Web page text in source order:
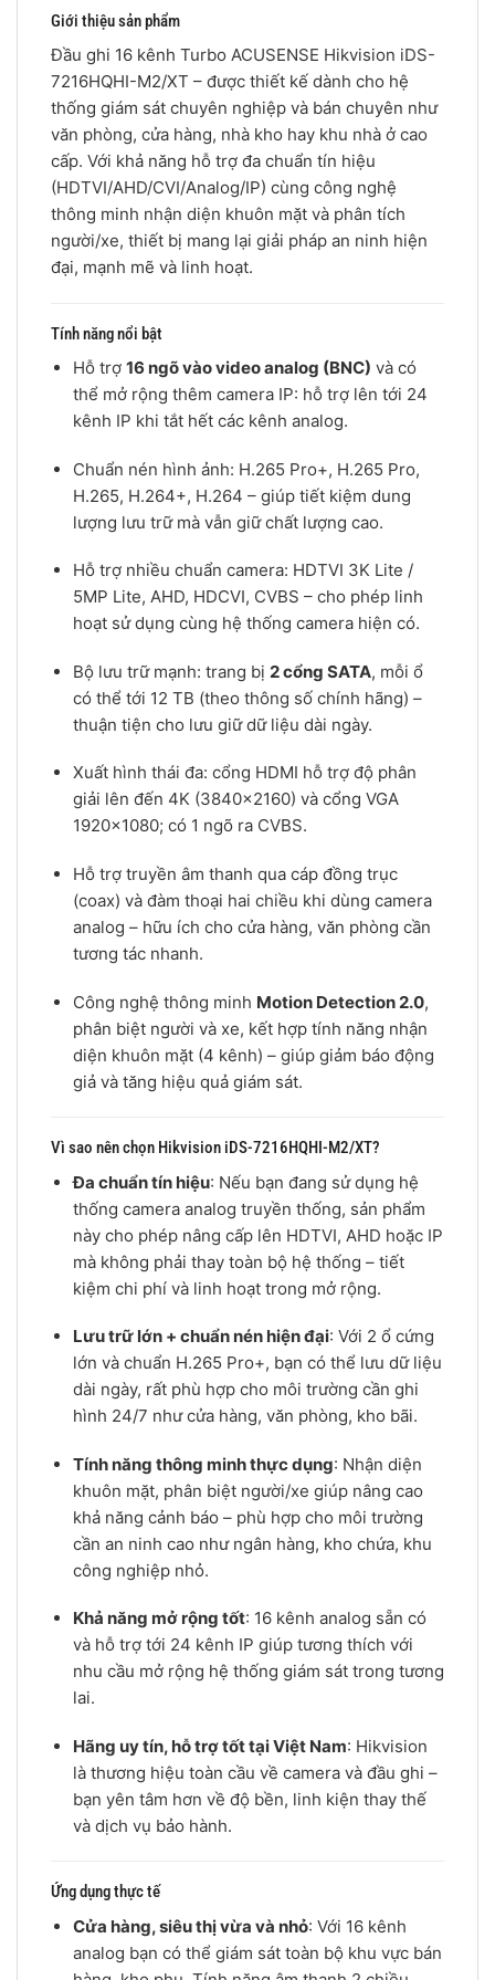
Giới thiệu sản phẩm
Đầu ghi 16 kênh Turbo ACUSENSE Hikvision iDS-
7216HQHI-M2/XT – được thiết kế dành cho hệ
thống giám sát chuyên nghiệp và bán chuyên như
văn phòng, cửa hàng, nhà kho hay khu nhà ở cao
cấp. Với khả năng hỗ trợ đa chuẩn tín hiệu
(HDTVI/AHD/CVI/Analog/IP) cùng công nghệ
thông minh nhận diện khuôn mặt và phân tích
người/xe, thiết bị mang lại giải pháp an ninh hiện
đại, mạnh mẽ và linh hoạt.
Tính năng nổi bật
Hỗ trợ 16 ngõ vào video analog (BNC) và có
thể mở rộng thêm camera IP: hỗ trợ lên tới 24
kênh IP khi tắt hết các kênh analog.
Chuẩn nén hình ảnh: H.265 Pro+, H.265 Pro,
H.265, H.264+, H.264 – giúp tiết kiệm dung
lượng lưu trữ mà vẫn giữ chất lượng cao.
Hỗ trợ nhiều chuẩn camera: HDTVI 3K Lite /
5MP Lite, AHD, HDCVI, CVBS – cho phép linh
hoạt sử dụng cùng hệ thống camera hiện có.
Bộ lưu trữ mạnh: trang bị 2 cổng SATA, mỗi ổ
có thể tới 12 TB (theo thông số chính hãng) –
thuận tiện cho lưu giữ dữ liệu dài ngày.
Xuất hình thái đa: cổng HDMI hỗ trợ độ phân
giải lên đến 4K (3840×2160) và cổng VGA
1920×1080; có 1 ngõ ra CVBS.
Hỗ trợ truyền âm thanh qua cáp đồng trục
(coax) và đàm thoại hai chiều khi dùng camera
analog – hữu ích cho cửa hàng, văn phòng cần
tương tác nhanh.
Công nghệ thông minh Motion Detection 2.0,
phân biệt người và xe, kết hợp tính năng nhận
diện khuôn mặt (4 kênh) – giúp giảm báo động
giả và tăng hiệu quả giám sát.
Vì sao nên chọn Hikvision iDS-7216HQHI-M2/XT?
Đa chuẩn tín hiệu: Nếu bạn đang sử dụng hệ
thống camera analog truyền thống, sản phẩm
này cho phép nâng cấp lên HDTVI, AHD hoặc IP
mà không phải thay toàn bộ hệ thống – tiết
kiệm chi phí và linh hoạt trong mở rộng.
Lưu trữ lớn + chuẩn nén hiện đại: Với 2 ổ cứng
lớn và chuẩn H.265 Pro+, bạn có thể lưu dữ liệu
dài ngày, rất phù hợp cho môi trường cần ghi
hình 24/7 như cửa hàng, văn phòng, kho bãi.
Tính năng thông minh thực dụng: Nhận diện
khuôn mặt, phân biệt người/xe giúp nâng cao
khả năng cảnh báo – phù hợp cho môi trường
cần an ninh cao như ngân hàng, kho chứa, khu
công nghiệp nhỏ.
Khả năng mở rộng tốt: 16 kênh analog sẵn có
và hỗ trợ tới 24 kênh IP giúp tương thích với
nhu cầu mở rộng hệ thống giám sát trong tương
lai.
Hãng uy tín, hỗ trợ tốt tại Việt Nam: Hikvision
là thương hiệu toàn cầu về camera và đầu ghi –
bạn yên tâm hơn về độ bền, linh kiện thay thế
và dịch vụ bảo hành.
Ứng dụng thực tế
Cửa hàng, siêu thị vừa và nhỏ: Với 16 kênh
analog bạn có thể giám sát toàn bộ khu vực bán